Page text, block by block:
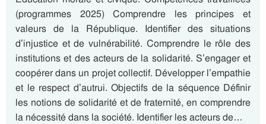
(programmes 2025) Comprendre les principes et
valeurs de la République. Identifier des situations
d’injustice et de vulnérabilité. Comprendre le rôle des
institutions et des acteurs de la solidarité. S’engager et
coopérer dans un projet collectif. Développer l’empathie
et le respect d’autrui. Objectifs de la séquence Définir
les notions de solidarité et de fraternité, en comprendre
la nécessité dans la société. Identifier les acteurs de…